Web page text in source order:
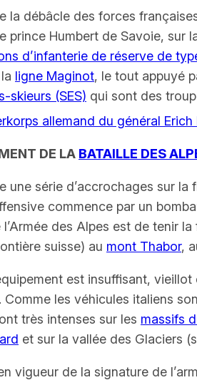
la débâcle des forces
prince Humbert de Savoie, sur
d’infanterie de réserve de
ligne Maginot, le tout appuyé
skieurs (SES) qui sont des
allemand du général Erich
DE LA BATAILLE DES
une série d’accrochages sur la
commence par un
des Alpes est de tenir
suisse) au mont Thabor,
est insuffisant,
Comme les véhicules italiens
très intenses sur les massifs
et sur la vallée des Glaciers
vigueur de la signature de